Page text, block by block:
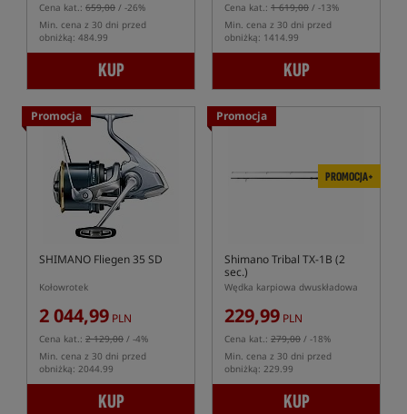
Cena kat.: 659,00 / -26%
Min. cena z 30 dni przed
obniżką: 484.99
KUP
Cena kat.: 1 619,00 / -13%
Min. cena z 30 dni przed
obniżką: 1414.99
KUP
Promocja
SHIMANO Fliegen 35 SD
Kołowrotek
2 044,99 PLN
Cena kat.: 2 129,00 / -4%
Min. cena z 30 dni przed
obniżką: 2044.99
KUP
Promocja
PROMOCJA+
Shimano Tribal TX-1B (2
sec.)
Wędka karpiowa dwuskładowa
229,99 PLN
Cena kat.: 279,00 / -18%
Min. cena z 30 dni przed
obniżką: 229.99
KUP